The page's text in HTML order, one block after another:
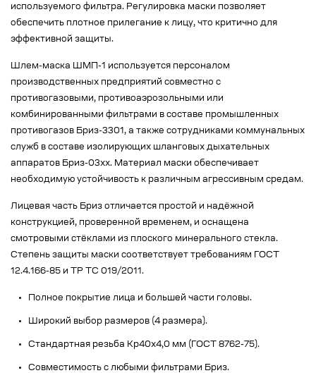
используемого фильтра. Регулировка маски позволяет
обеспечить плотное прилегание к лицу, что критично для
эффективной защиты.
Шлем-маска ШМП-1 используется персоналом
производственных предприятий совместно с
противогазовыми, противоаэрозольными или
комбинированными фильтрами в составе промышленных
противогазов Бриз-3301, а также сотрудниками коммунальных
служб в составе изолирующих шланговых дыхательных
аппаратов Бриз-03xx. Материал маски обеспечивает
необходимую устойчивость к различным агрессивным средам.
Лицевая часть Бриз отличается простой и надёжной
конструкцией, проверенной временем, и оснащена
смотровыми стёклами из плоского минерального стекла.
Степень защиты маски соответствует требованиям ГОСТ
12.4.166-85 и ТР ТС 019/2011.
Полное покрытие лица и большей части головы.
Широкий выбор размеров (4 размера).
Стандартная резьба Кр40х4,0 мм (ГОСТ 8762-75).
Совместимость с любыми фильтрами Бриз.